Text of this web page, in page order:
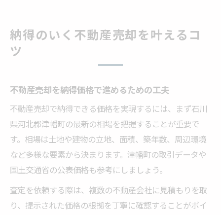
納得のいく不動産売却を叶えるコ
ツ
不動産売却を納得価格で進めるための工夫
不動産売却で納得できる価格を実現するには、まず石川
県河北郡津幡町の最新の相場を把握することが重要で
す。相場は土地や建物の立地、面積、築年数、周辺環境
など多様な要素から決まります。津幡町の取引データや
国土交通省の公表価格も参考にしましょう。
査定を依頼する際は、複数の不動産会社に見積もりを取
り、提示された価格の根拠を丁寧に確認することがポイ